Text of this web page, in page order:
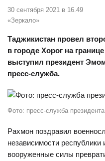
30 сентября 2021 в 16.49
«Зеркало»
Таджикистан провел
в городе Хорог на
выступил президент
пресс-служба.
Фото: пресс-служба
Рахмон поздравил
независимости республики
вооруженные силы